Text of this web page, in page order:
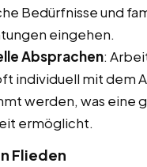
Bedürfnisse und
eingehen.
Absprachen:
individuell mit dem
werden, was eine
ermöglicht.
Flieden